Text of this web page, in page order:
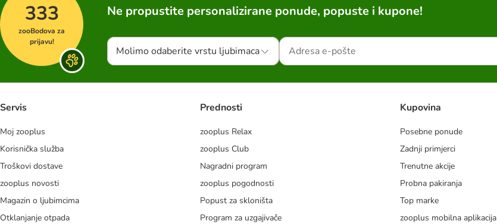
333
zooBodova za
prijavu!
Ne propustite personalizirane ponude, popuste i kupone!
Molimo odaberite vrstu ljubimaca
Servis
Moj zooplus
Korisnička služba
Troškovi dostave
zooplus novosti
Magazin o ljubimcima
Otklanjanje otpada
Prednosti
zooplus Relax
zooplus Club
Nagradni program
zooplus pogodnosti
Popust za skloništa
Program za uzgajivače
Kupovina
Posebne ponude
Zadnji primjerci
Trenutne akcije
Probna pakiranja
Top marke
zooplus mobilna aplikacija